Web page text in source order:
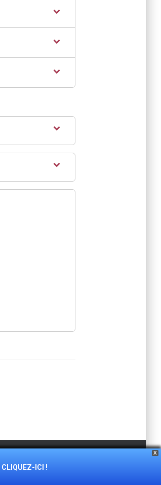
X
CLIQUEZ-ICI !